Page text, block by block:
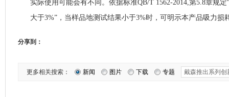
实际使用可能会有不同。依据标准QB/T 1562-2014,第5.8章规
大于3%”，当样品地测试结果小于3%时，可明示本产品吸力损
分享到：
更多相关搜索： 新闻 图片 下载 专题